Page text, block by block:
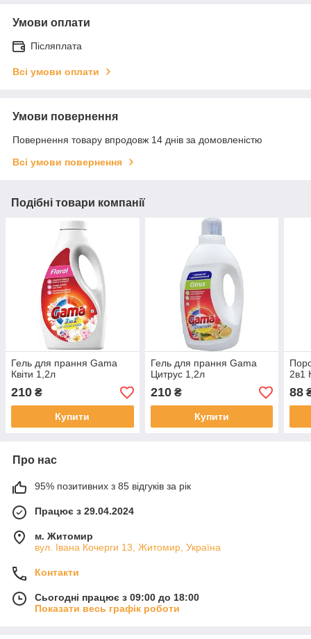
Умови оплати
Післяплата
Всі умови оплати
Умови повернення
Повернення товару впродовж 14 днів за домовленістю
Всі умови повернення
Подібні товари компанії
Гель для прання Gama
Квіти 1,2л
210 ₴
Купити
Гель для прання Gama
Цитрус 1,2л
210₴
Купити
2в1
88
Про нас
95% позитивних з 85 відгуків за рік
Працює з 29.04.2024
м. Житомир
вул. Івана Кочерги 13, Житомир, Україна
Контакти
Сьогодні працює з 09:00 до 18:00
Показати весь графік роботи